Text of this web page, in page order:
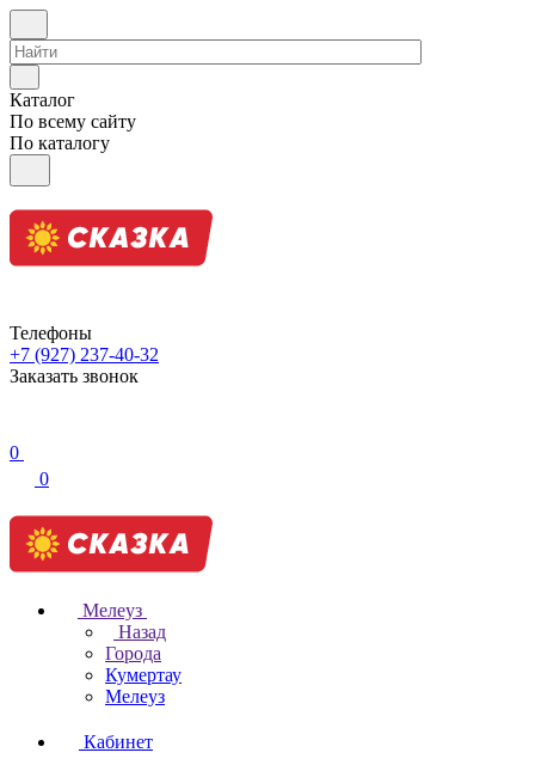
Каталог
По всему сайту
По каталогу
Телефоны
+7 (927) 237-40-32
Заказать звонок
0
0
Мелеуз
Назад
Города
Кумертау
Мелеуз
Кабинет